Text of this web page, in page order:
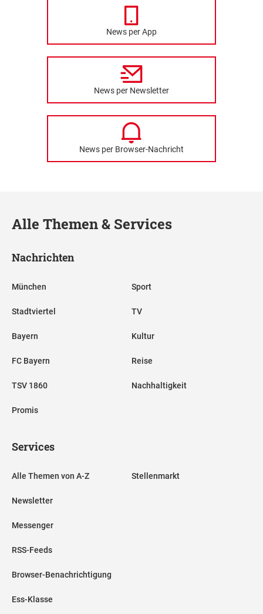
News per App
News per Newsletter
News per Browser-Nachricht
Alle Themen & Services
Nachrichten
München
Stadtviertel
Bayern
FC Bayern
TSV 1860
Promis
Sport
TV
Kultur
Reise
Nachhaltigkeit
Services
Alle Themen von A-Z
Newsletter
Messenger
RSS-Feeds
Browser-Benachrichtigung
Ess-Klasse
Stellenmarkt